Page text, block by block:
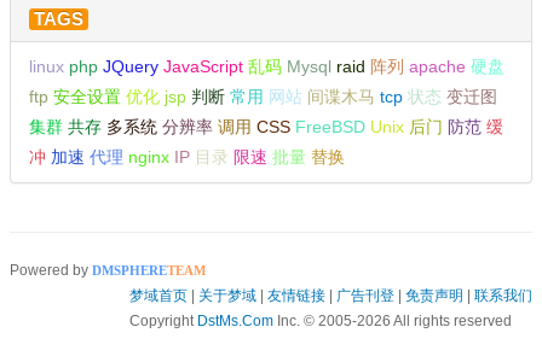
TAGS
linux php JQuery JavaScript 乱码 Mysql raid 阵列 apache 硬盘
ftp 安全设置 优化 jsp 判断 常用 网站 间谍木马 tcp 状态 变迁图
集群 共存 多系统 分辨率 调用 CSS FreeBSD Unix 后门 防范 缓
冲 加速 代理 nginx IP 目录 限速 批量 替换
Powered by DMSPHERETEAM
梦域首页 关于梦域 友情链接 广告刊登 免责声明
联系我们
Copyright DstMs.Com Inc. © 2005-2026 All rights reserved